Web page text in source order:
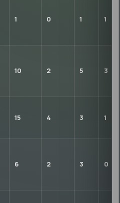
1 0 1 1
10 2 5 3
15 4 3 1
6 2 3 0